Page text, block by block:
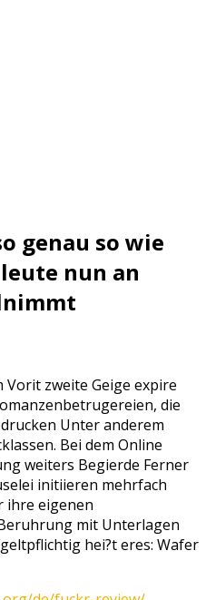
genau so wie
nun an
zweite Geige expire
die
Unter anderem
Bei dem Online
weiters Begierde Ferner
initiieren mehrfach
ihre eigenen
mit Unterlagen
hei?t eres: Wafer